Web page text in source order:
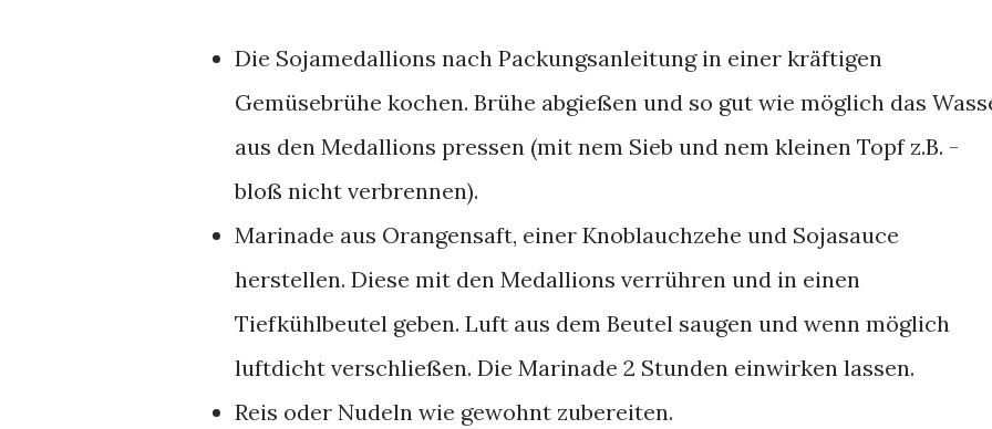
Die Sojamedallions nach Packungsanleitung in einer kräftigen
Gemüsebrühe kochen. Brühe abgießen und so gut wie möglich das
aus den Medallions pressen (mit nem Sieb und nem kleinen Topf z.B. -
bloß nicht verbrennen).
Marinade aus Orangensaft, einer Knoblauchzehe und Sojasauce
herstellen. Diese mit den Medallions verrühren und in einen
Tiefkühlbeutel geben. Luft aus dem Beutel saugen und wenn möglich
luftdicht verschließen. Die Marinade 2 Stunden einwirken lassen.
Reis oder Nudeln wie gewohnt zubereiten.